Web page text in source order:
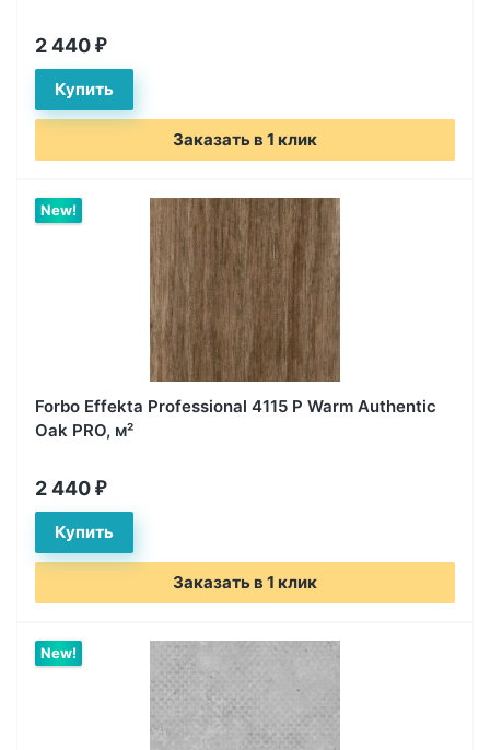
2 440 ₽
Заказать в 1 клик
Forbo Effekta Professional 4115 P Warm Authentic
Oak PRO, м²
2 440 ₽
Заказать в 1 клик
New!
New!